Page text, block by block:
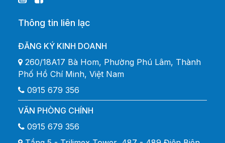
Thông tin liên lạc
ĐĂNG KÝ KINH DOANH
260/18A17 Bà Hom, Phường Phú Lâm, Thành
Phố Hồ Chí Minh, Việt Nam
0915 679 356
VĂN PHÒNG CHÍNH
0915 679 356